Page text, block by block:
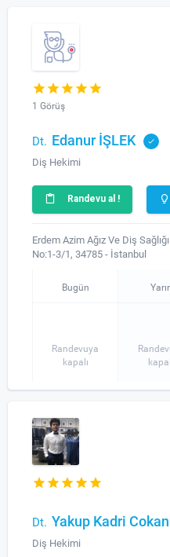
1 Görüş
Dt. Edanur İŞLEK
Diş Hekimi
Randevu al !
Erdem Azim Ağız Ve Diş
No:1-3/1, 34785 - İstanbul
Bugün
Randevuya
kapalı
Dt. Yakup Kadri Cokan
Diş Hekimi